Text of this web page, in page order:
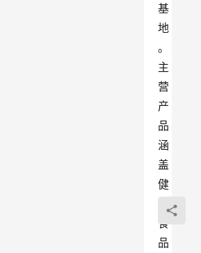
基
地
。
主
营
产
品
涵
盖
健
食
品